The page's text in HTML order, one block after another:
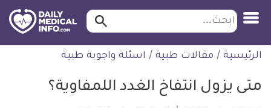
التخطي
للمحتوى
طبية
ابحث ابحث…
الرئيسية / مقالات طبية / اسئلة واجوبة طبية
متى يزول انتفاخ الغدد اللمفاوية؟